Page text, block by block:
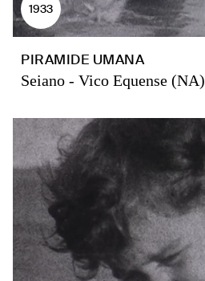
1933
PIRAMIDE UMANA
Seiano - Vico Equense (NA)